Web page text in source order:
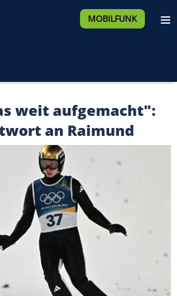
MOBILFUNK
weit aufgemacht":
an Raimund